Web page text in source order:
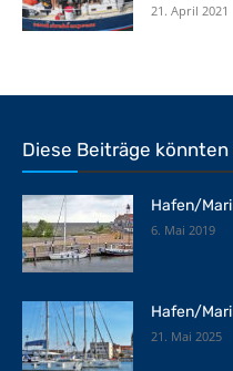
21. April 2021
Diese Beiträge
Hafen/
6. Mai 2019
Hafen/
21. Mai 2025